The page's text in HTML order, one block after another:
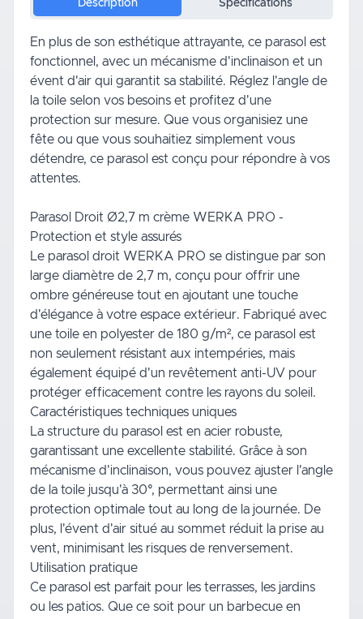
Description Spécifications
En plus de son esthétique attrayante, ce parasol est
fonctionnel, avec un mécanisme d'inclinaison et un
évent d'air qui garantit sa stabilité. Réglez l'angle de
la toile selon vos besoins et profitez d'une
protection sur mesure. Que vous organisiez une
fête ou que vous souhaitiez simplement vous
détendre, ce parasol est conçu pour répondre à vos
attentes.
Parasol Droit Ø2,7 m crème WERKA PRO -
Protection et style assurés
Le parasol droit WERKA PRO se distingue par son
large diamètre de 2,7 m, conçu pour offrir une
ombre généreuse tout en ajoutant une touche
d'élégance à votre espace extérieur. Fabriqué avec
une toile en polyester de 180 g/m², ce parasol est
non seulement résistant aux intempéries, mais
également équipé d'un revêtement anti-UV pour
protéger efficacement contre les rayons du soleil.
Caractéristiques techniques uniques
La structure du parasol est en acier robuste,
garantissant une excellente stabilité. Grâce à son
mécanisme d'inclinaison, vous pouvez ajuster l'angle
de la toile jusqu'à 30°, permettant ainsi une
protection optimale tout au long de la journée. De
plus, l'évent d'air situé au sommet réduit la prise au
vent, minimisant les risques de renversement.
Utilisation pratique
Ce parasol est parfait pour les terrasses, les jardins
ou les patios. Que ce soit pour un barbecue en